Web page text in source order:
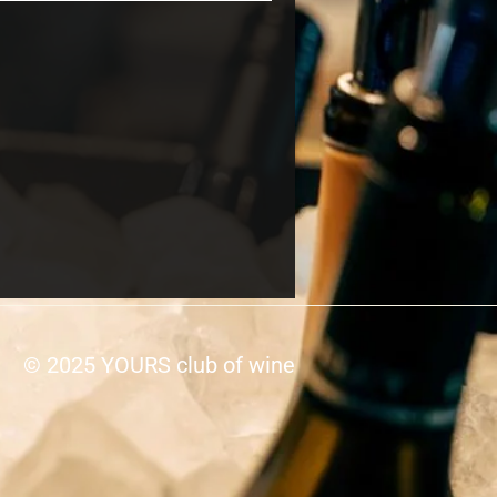
© 2025 YOURS club of wine